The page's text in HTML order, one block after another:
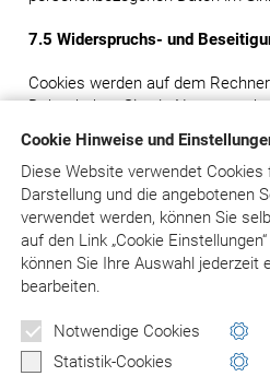
Cookie Hinweise und
Diese Website verwendet
Darstellung und die angebotenen
verwendet werden, können Sie
aufden Link „Cookie
können Sie Ihre Auswahl jederzeit
bearbeiten.
Notwendige Cookies
Statistik-Cookies
7.5 Widerspruchs- und
Cookies werden auf dem
Daher haben Sie als Nutzer auch
Verwendung von Cookies. Durch
Einstellungen in Ihrem
Übertragung von Cookies
Bereits gespeicherte Cookies
werden. Dies kann auch
Cookies für unsere Website
möglicherweise nicht mehr alle
vollumfänglich genutzt werden.
8. Einsatz von Social-Media
8.1 Facebook: Facebook-Pixel,